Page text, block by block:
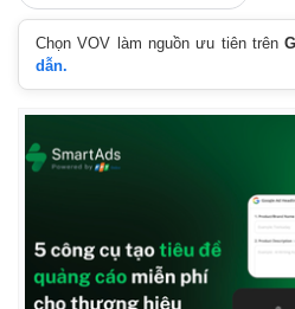
Chọn VOV làm nguồn ưu tiên trên
dẫn.